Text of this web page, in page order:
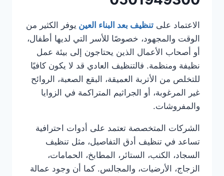
الاعتماد على تنظيف بعد البناء العين يوفر الكثير من
الوقت والمجهود، خصوصًا للأسر التي لديها أطفال،
أو أصحاب الأعمال الذين يحتاجون إلى بيئة عمل
نظيفة ومنظمة. فالتنظيف العادي قد لا يكون كافيًا
للتخلص من الأتربة العميقة، البقع الصعبة، الروائح
غير المرغوبة، أو الجراثيم المتراكمة في الزوايا
والمفروشات.
الشركات المتخصصة تعتمد على أدوات احترافية
تساعد في تنظيف أدق التفاصيل، مثل تنظيف
السجاد، الكنب، الستائر، المطابخ، الحمامات،
الزجاج، الأرضيات، والمجالس. كما أن وجود عمالة